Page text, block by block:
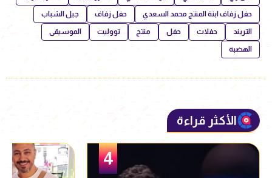
حفل زفاف ابنة المنتج محمد السعدي حفل زفاف جيل الشباب
التريند حفلات حفل منتج تووليت الموسيقى
الهضبة
الأكثر قراءة
5